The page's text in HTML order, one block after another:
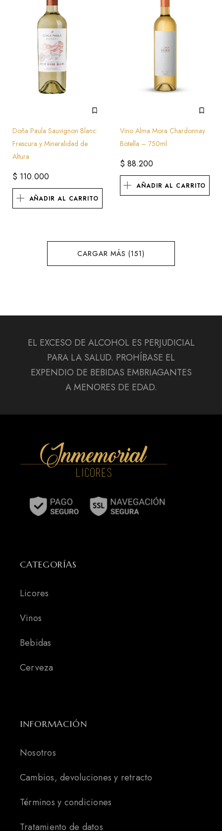
Doña Paula Sauvignon Blanc:
Frescura y Mineralidad de
Altura
$ 110.000
AÑADIR AL CARRITO
Vino Alma Mora Chardonnay
Botella – 750ml
$ 88.200
AÑADIR AL CARRITO
CARGAR MÁS (151)
EL EXCESO DE ALCOHOL ES PERJUDICIAL
PARA LA SALUD. PROHÍBASE EL
EXPENDIO DE BEBIDAS EMBRIAGANTES
A MENORES DE EDAD.
CATEGORÍAS
Licores
Vinos
Bebidas
Cerveza
INFORMACIÓN
Nosotros
Cambios, devoluciones y retracto
Términos y condiciones
Tratamiento de datos